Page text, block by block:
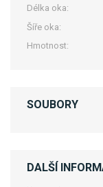
Délka oka:
Šíře oka:
Hmotnost:
SOUBORY
DALŠÍ